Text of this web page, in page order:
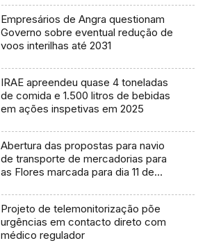
Empresários de Angra questionam
Governo sobre eventual redução de
voos interilhas até 2031
IRAE apreendeu quase 4 toneladas
de comida e 1.500 litros de bebidas
em ações inspetivas em 2025
Abertura das propostas para navio
de transporte de mercadorias para
as Flores marcada para dia 11 de
Projeto de telemonitorização põe
urgências em contacto direto com
médico regulador